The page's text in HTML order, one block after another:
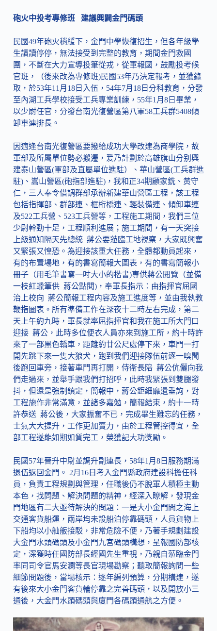
砲火中投考專修班 建議興闢金門碼頭
民國49年砲火稍緩下，金門中學恢復招生，但各年級學
生讀讀停停，無法接受到完整的教育，期間金門救國
團，不斷在大力宣導投筆從戎，從軍報國，鼓勵投考候
官班，（後來改為專修班)民國53年乃決定報考，並獲錄
取，於53年11月18日入伍，54年7月18日分科教育，分發
至內湖工兵學校接受工兵專業訓練，55年1月8日畢業，
以少尉任官，分發台南光復營區第八軍58工兵群5408傾
卸車連排長。
因適逢台南光復營區要撥給成功大學改建為商學院，故
軍部及所屬單位勢必搬遷，爰乃計劃於高雄旗山分别興
建泰山營區(軍部及直屬單位進駐）、華山營區(工兵群進
駐)、嵩山營區(砲指部進駐)，我和正34期顧家銑、黄守
仁，三人奉令借調群部承辦新建華山營區工程，該工程
包括指揮部、群部連、框桁橋連、輕裝備連、傾卸車連
及522工兵營、523工兵營等，工程施工期間，我們三位
少尉幹勁十足，工程順利進展；施工期間，有一天突接
上級通知隔天先總統 蔣公要蒞臨工地視察，大家既興奮
又緊張又惶恐。為迎接該重大任務，全體都動員起來，
有的布置場地，有的書寫簡報大圖表，有的書寫簡報小
冊子（用毛筆書寫一吋大小的楷書)専供蔣公閱覽（並備
一枝紅蠟筆供 蔣公點閱)，奉軍長指示：由指揮官屈國
治上校向 蔣公簡報工程内容及施工進度等，並由我執教
鞭指圖表。所有準備工作在深夜十二時左右完成，第二
天上午約九時，軍長就率屈指揮官和我在施工所大門口
迎接 蔣公，此時多位便衣人員亦來到施工所，約十時許
來了一部黑色轎車，距離約廿公尺處停下來，車門一打
開先跳下來一隻大狼犬，跑到我們迎接隊伍前逐一嗅聞
後跑回車旁，接著車門再打開，侍衛長陪 蔣公伉儷向我
們走過來，並舉手跟我們打招呼，此時我緊張到雙腿發
抖，但還是強制鎮定，簡報中，蔣公鉅細靡遺垂詢，對
工程施作非常滿意，並諸多嘉勉，簡報結束，約十一時
許恭送 蔣公後，大家振奮不已，完成畢生難忘的任務，
士氣大大提升，工作更加賣力，由於工程管控得宜，全
部工程遂能如期如質完工，榮獲記大功獎勵。
民國57年晉升中尉並調升副連長，58年1月8日服務期滿
退伍返回金門。 2月16日考入金門縣政府建設科擔任科
員，負責工程規劃與管理，任職後仍不脫軍人積極主動
本色，找問題、解決問題的精神，經深入瞭解，發現金
門地區有二大亟待解決的問題：一是大小金門間之海上
交通客貨船運，兩岸均未設船泊停靠碼頭，人員貨物上
下船均以小舢舨接駁，非常危險不便，乃著手規劃建設
大金門水頭碼頭及小金門九宮碼頭構想，呈報國防部核
定，深獲時任國防部長經國先生重視，乃親自蒞臨金門
率同司令官馬安瀾等長官現場勘察；聽取簡報詢問一些
細節問題後，當場核示：逐年編列預算，分期構建，遂
有後來大小金門客貨輪停靠之完善碼頭，以及開放小三
通後，大金門水頭碼頭與廈門各碼頭通航之方便。